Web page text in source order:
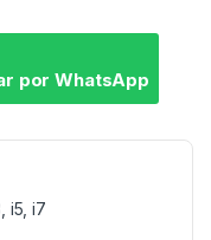
por WhatsApp
i5, i7